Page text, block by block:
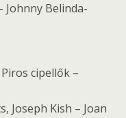
Johnny Belinda-
cipellők –
Joseph Kish – Joan